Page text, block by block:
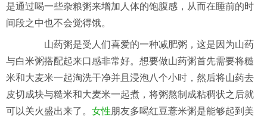
是通过喝一些杂粮粥来增加人体的饱腹感，从而在睡前的时
间段之中也不会觉得饿。
山药粥是受人们喜爱的一种减肥粥，这是因为山药
与白米粥搭配起来口感非常好。想要做山药粥首先需要将糙
米和大麦米一起淘洗干净并且浸泡八个小时，然后将山药去
皮切成块与糙米和大麦米一起煮，将粥熬制成粘稠状之后就
可以关火盛出来了。 女性朋友多喝红豆薏米粥是能够起到美